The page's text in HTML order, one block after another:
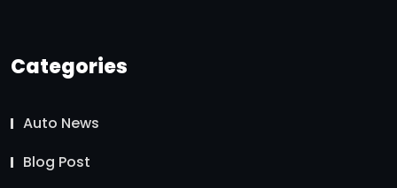
Categories
Auto News
Blog Post